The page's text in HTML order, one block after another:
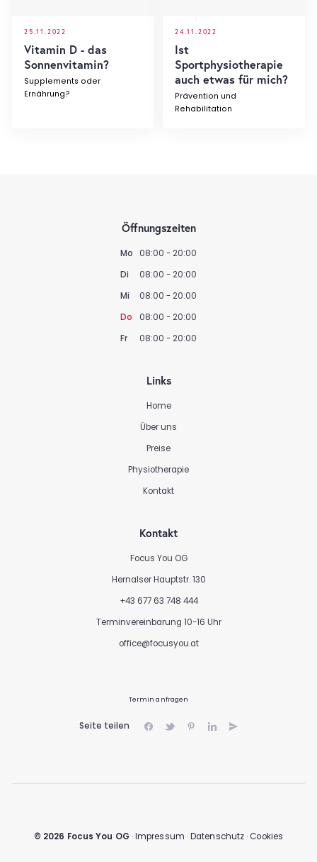
25.11.2022
Vitamin D - das
Sonnenvitamin?
Supplements oder
Ernährung?
24.11.2022
Ist
Sportphysiotherapie
auch etwas für mich?
Prävention und
Rehabilitation
Öffnungszeiten
Mo 08:00 - 20:00
Di 08:00 - 20:00
Mi 08:00 - 20:00
Do 08:00 - 20:00
Fr 08:00 - 20:00
Links
Home
Über uns
Preise
Physiotherapie
Kontakt
Kontakt
Focus You OG
Hernalser Hauptstr. 130
+43 677 63 748 444
Terminvereinbarung 10-16 Uhr
office@focusyou.at
Termin anfragen
Seite teilen
© 2026 Focus You OG Impressum · Datenschutz ·Cookies